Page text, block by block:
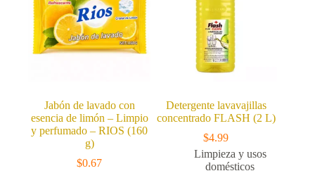
1
unidad
verde
cantidad
Jabón de lavado con
esencia de limón – Limpio
y perfumado – RIOS (160
g)
$0.67
Detergente lavavajillas
concentrado FLASH (2 L)
$4.99
Limpieza y usos
domésticos